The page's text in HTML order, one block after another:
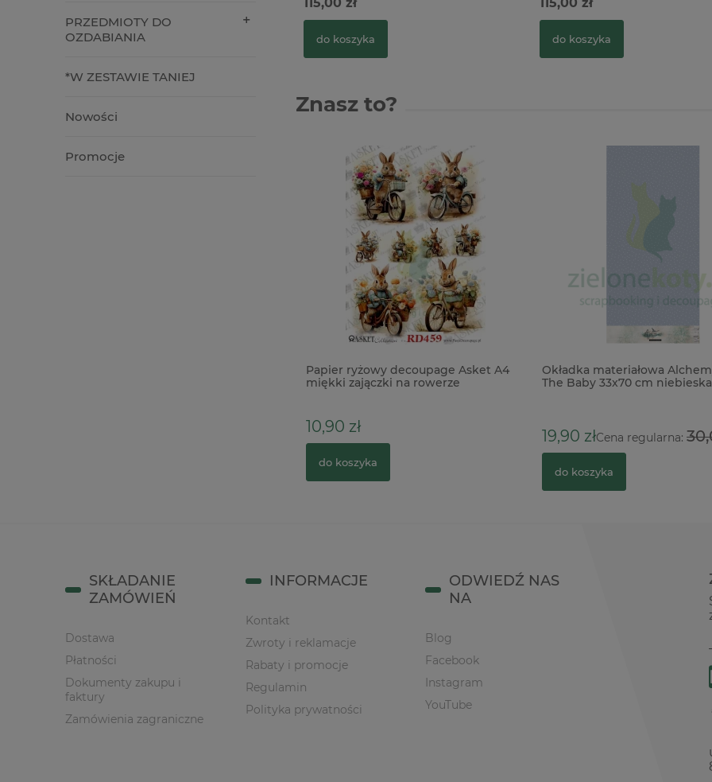
PRZEDMIOTY DO
OZDABIANIA
*W ZESTAWIE TANIEJ
Nowości
Promocje
115,00 zł
do koszyka
115,00 zł
do koszyka
Znasz to?
Papier ryżowy decoupage Asket A4
miękki zajączki na rowerze
10,90 zł
do koszyka
Okładka materiałowa
The Baby 33x70 cm
19,90 złCena regularna:
do koszyka
SKŁADANIE
ZAMÓWIEŃ
Dostawa
Płatności
Dokumenty zakupu i
faktury
Zamówienia zagraniczne
INFORMACJE
Kontakt
Zwroty i reklamacje
Rabaty i promocje
Regulamin
Polityka prywatności
ODWIEDŹ NAS
NA
Blog
Facebook
Instagram
YouTube